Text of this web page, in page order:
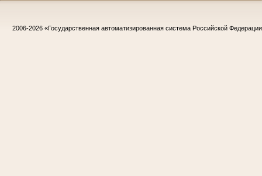
2006-2026 «Государственная автоматизированная система Российской